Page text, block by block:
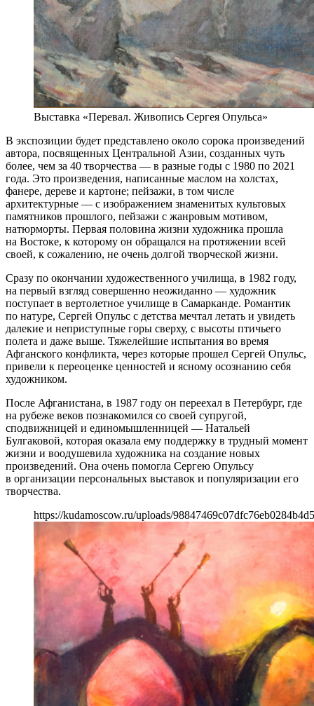
Выставка «Перевал. Живопись Сергея Опульса»
В экспозиции будет представлено около сорока произведений
автора, посвященных Центральной Азии, созданных чуть
более, чем за 40 творчества — в разные годы с 1980 по 2021
года. Это произведения, написанные маслом на холстах,
фанере, дереве и картоне; пейзажи, в том числе
архитектурные — с изображением знаменитых культовых
памятников прошлого, пейзажи с жанровым мотивом,
натюрморты. Первая половина жизни художника прошла
на Востоке, к которому он обращался на протяжении всей
своей, к сожалению, не очень долгой творческой жизни.
Сразу по окончании художественного училища, в 1982 году,
на первый взгляд совершенно неожиданно — художник
поступает в вертолетное училище в Самарканде. Романтик
по натуре, Сергей Опульс с детства мечтал летать и увидеть
далекие и неприступные горы сверху, с высоты птичьего
полета и даже выше. Тяжелейшие испытания во время
Афганского конфликта, через которые прошел Сергей Опульс,
привели к переоценке ценностей и ясному осознанию себя
художником.
После Афганистана, в 1987 году он переехал в Петербург, где
на рубеже веков познакомился со своей супругой,
сподвижницей и единомышленницей — Натальей
Булгаковой, которая оказала ему поддержку в трудный момент
жизни и воодушевила художника на создание новых
произведений. Она очень помогла Сергею Опульсу
в организации персональных выставок и популяризации его
творчества.
https://kudamoscow.ru/uploads/